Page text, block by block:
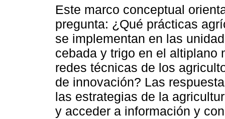
Este marco conceptual
pregunta: ¿Qué prácticas
se implementan en las
cebada y trigo en el altiplano
redes técnicas de los
de innovación? Las
las estrategias de la
y acceder a información y